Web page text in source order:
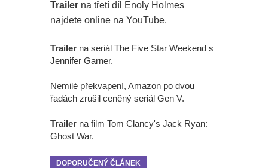
Trailer na třetí díl Enoly Holmes
najdete online na YouTube.
Trailer na seriál The Five Star Weekend s
Jennifer Garner.
Nemilé překvapení, Amazon po dvou
řadách zrušil ceněný seriál Gen V.
Trailer na film Tom Clancy's Jack Ryan:
Ghost War.
DOPORUČENÝ ČLÁNEK